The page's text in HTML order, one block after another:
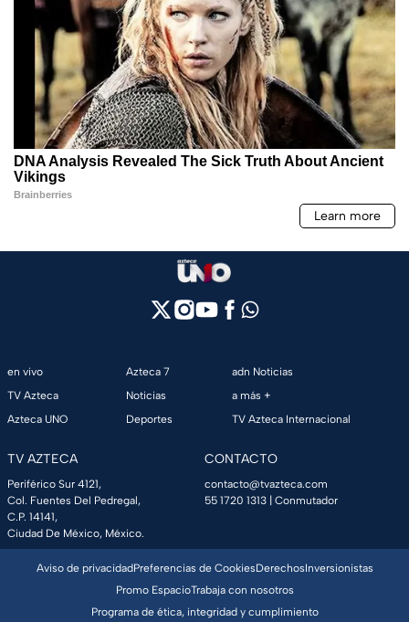
en vivo
TV Azteca
Azteca UNO
Azteca 7
Noticias
Deportes
adn Noticias
a más +
TV Azteca Internacional
TV AZTECA
Periférico Sur 4121,
Col. Fuentes Del Pedregal,
C.P. 14141,
Ciudad De México, México.
CONTACTO
contacto@tvazteca.com
55 1720 1313 | Conmutador
Aviso de privacidadPreferencias de CookiesDerechosInversionistas
Promo EspacioTrabaja con nosotros
Programa de ética, integridad y cumplimiento